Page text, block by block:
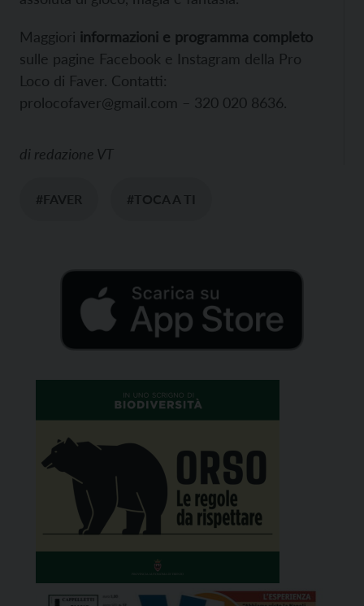
Maggiori informazioni e programma completo
sulle pagine Facebook e Instagram della Pro
Loco di Faver. Contatti:
prolocofaver@gmail.com – 320 020 8636.
di redazione VT
#FAVER #TOCA A TI